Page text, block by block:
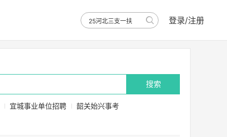
登录/注册
搜索
宜城事业单位招聘
韶关始兴事考